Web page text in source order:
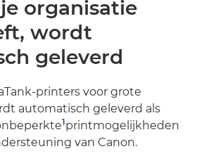
organisatie
wordt
geleverd
printers voor grote
automatisch geleverd als
1printmogelijkheden
van Canon.